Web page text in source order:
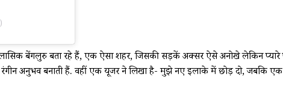
बेंगलुरु बता रहे हैं, एक ऐसा शहर, जिसकी सड़कें अक्सर ऐसे अनोखे लेकिन
अनुभव बनाती हैं. वहीं एक यूजर ने लिखा है- मुझे नए इलाके में छोड़ दो, जबकि